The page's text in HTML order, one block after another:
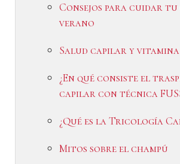
Consejos para cuidar
verano
Salud capilar y vitamina
¿En qué consiste el
capilar con técnica
¿Qué es la Tricología
Mitos sobre el champú